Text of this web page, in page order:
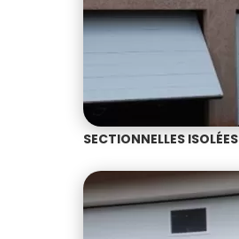
SECTIONNELLES ISOLÉES